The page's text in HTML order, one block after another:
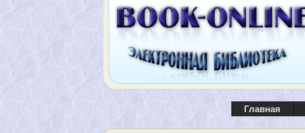
Главная